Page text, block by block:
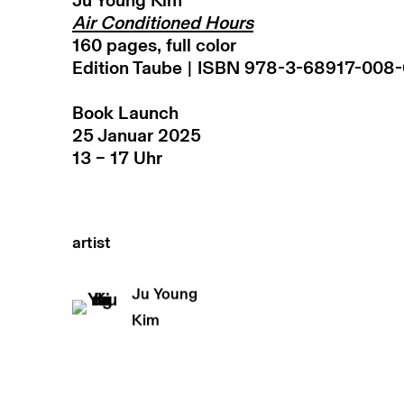
Air Conditioned Hours
160 pages, full color
Edition Taube | ISBN 978-3-68917-
Book Launch
25 Januar 2025
13 – 17 Uhr
artist
Ju Young
Kim